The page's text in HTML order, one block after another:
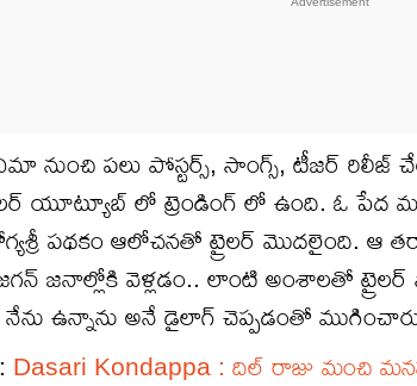
నుంచి పలు పోస్టర్స్, సాంగ్స్, టీజర్
యూట్యూబ్ లో ట్రెండింగ్ లో ఉంది. ఓ
పథకం ఆలోచనతో ట్రైలర్ మొదలైంది. ఆ
జనాల్లోకి వెళ్లడం.. లాంటి అంశాలతో
నేను ఉన్నాను అనే డైలాగ్ చెప్పడంతో
Dasari Kondappa : దిల్ రాజు మంచి